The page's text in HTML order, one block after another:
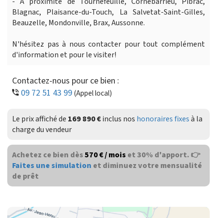
Blagnac, Plaisance-du-Touch, La Salvetat-Saint-Gilles,
Beauzelle, Mondonville, Brax, Aussonne.
N'hésitez pas à nous contacter pour tout complément
d'information et pour le visiter!
Contactez-nous pour ce bien :
09 72 51 43 99(Appel local)
Le prix affiché de 169 890 €inclus nos honoraires fixesà la
charge du vendeur
Achetez ce bien dès570 € / mois et 30% d'apport. 👉
Faites une simulation et diminuez votre mensualité
de prêt